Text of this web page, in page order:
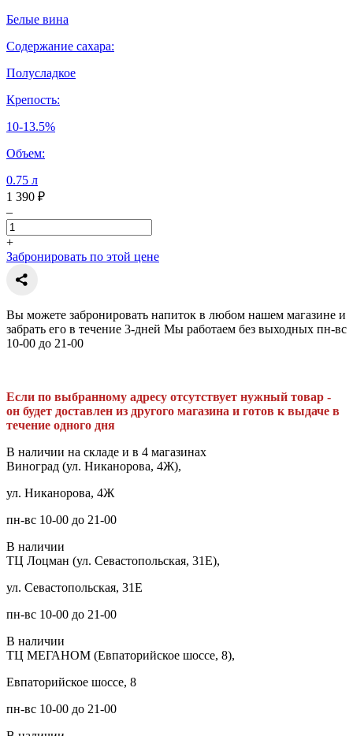
Белые вина
Содержание сахара:
Полусладкое
Крепость:
10-13.5%
Объем:
0.75 л
1 390 ₽
–
+
Забронировать по этой цене
Вы можете забронировать напиток в любом нашем магазине и
забрать его в течение 3-дней Мы работаем без выходных пн-вс
10-00 до 21-00
Если по выбранному адресу отсутствует нужный товар -
он будет доставлен из другого магазина и готов к выдаче в
течение одного дня
В наличии на складе и в 4 магазинах
Виноград (ул. Никанорова, 4Ж),
ул. Никанорова, 4Ж
пн-вс 10-00 до 21-00
В наличии
ТЦ Лоцман (ул. Севастопольская, 31Е),
ул. Севастопольская, 31Е
пн-вс 10-00 до 21-00
В наличии
ТЦ МЕГАНОМ (Евпаторийское шоссе, 8),
Евпаторийское шоссе, 8
пн-вс 10-00 до 21-00